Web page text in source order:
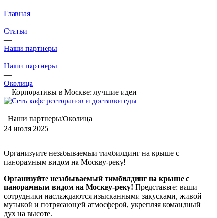
Главная
—
Статьи
—
Наши партнеры
—
Наши партнеры
—
Околица
—Корпоративы в Москве: лучшие идеи
Наши партнеры/Околица
24 июля 2025
Организуйте незабываемый тимбилдинг на крыше с
панорамным видом на Москву-реку!
Организуйте незабываемый тимбилдинг на крыше с
панорамным видом на Москву-реку! Представьте: ваши
сотрудники наслаждаются изысканными закусками, живой
музыкой и потрясающей атмосферой, укрепляя командный
дух на высоте.